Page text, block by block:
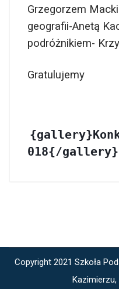
Grzegorzem
geografii-Anetą
podróżnikiem-
Gratulujemy
018{/gallery}
Copyright 2021 Szkoła